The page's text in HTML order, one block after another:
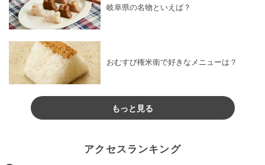
岐阜県の名物といえば？
おむすび権米衛で好きなメニューは？
もっと見る
アクセスランキング